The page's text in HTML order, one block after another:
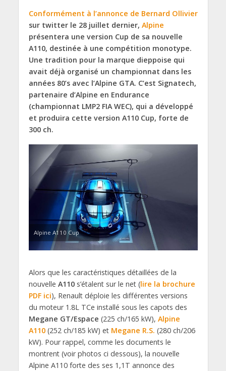
Conformément à l’annonce de Bernard Ollivier
sur twitter le 28 juillet dernier, Alpine
présentera une version Cup de sa nouvelle
A110, destinée à une compétition monotype.
Une tradition pour la marque dieppoise qui
avait déjà organisé un championnat dans les
années 80’s avec l’Alpine GTA. C’est Signatech,
partenaire d’Alpine en Endurance
(championnat LMP2 FIA WEC), qui a développé
et produira cette version A110 Cup, forte de
300 ch.
Alpine A110 Cup
Alors que les caractéristiques détaillées de la
nouvelle A110s’étalent sur le net (lire la brochure
PDF ici), Renault déploie les différentes versions
du moteur 1.8L TCe installé sous les capots des
Megane GT/Espace (225 ch/165 kW), Alpine
A110 (252 ch/185 kW) et Megane R.S. (280 ch/206
kW). Pour rappel, comme les documents le
montrent (voir photos ci dessous), la nouvelle
Alpine A110 forte des ses 1,1T annonce des